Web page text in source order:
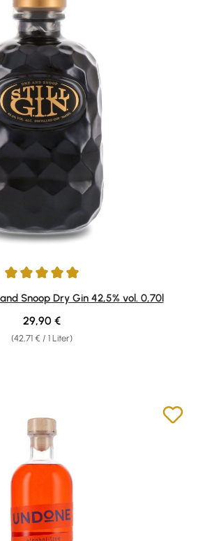
von 5 von 5 Sternen
Snoop Dry Gin 42,5% vol. 0,70l
(42,71 € / 1 Liter)
Regulärer Preis:
29,90 €